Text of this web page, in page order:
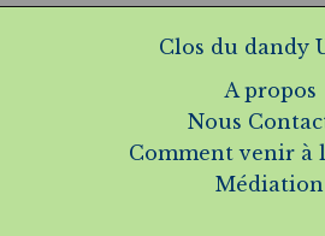
Clos du dandy
A propos
Nous
Comment venir à
Médiation